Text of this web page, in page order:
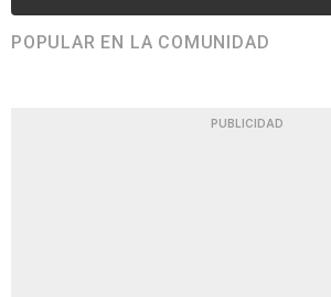
POPULAR EN LA COMUNIDAD
PUBLICIDAD